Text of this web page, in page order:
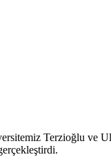
Terzioğlu ve